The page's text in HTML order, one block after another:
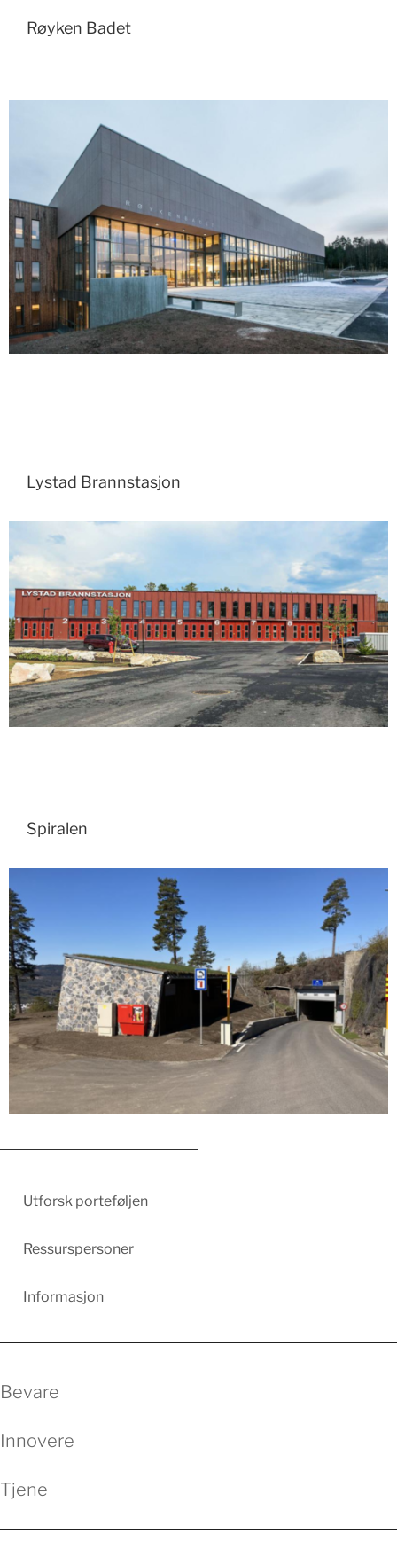
Røyken Badet
Lystad Brannstasjon
Spiralen
Utforsk porteføljen
Ressurspersoner
Informasjon
Bevare
Innovere
Tjene